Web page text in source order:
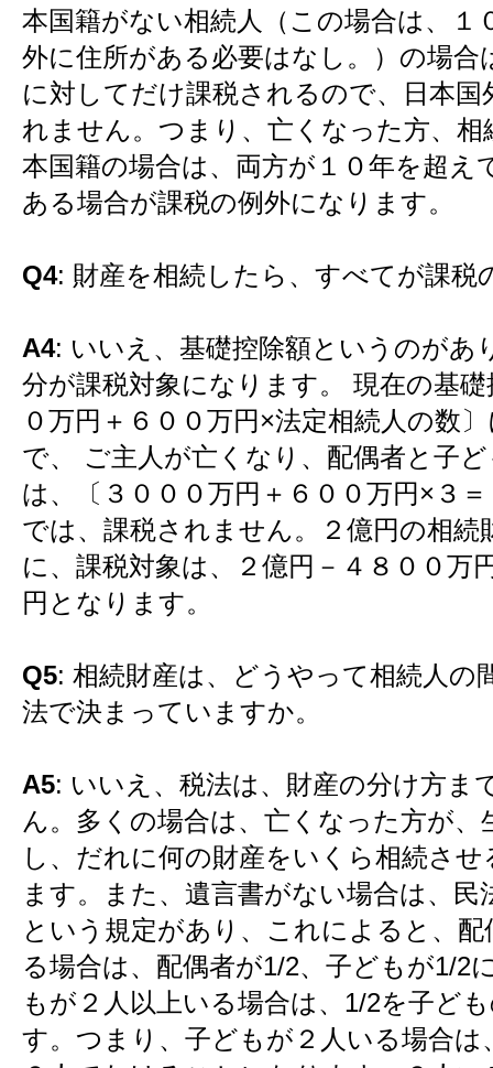
本国籍がない相続人（この場合は、１
外に住所がある必要はなし。）の場合
に対してだけ課税されるので、日本国
れません。つまり、亡くなった方、相
本国籍の場合は、両方が１０年を超え
ある場合が課税の例外になります。
Q4: 財産を相続したら、すべてが課税
A4: いいえ、基礎控除額というのがあ
分が課税対象になります。 現在の基
０万円＋６００万円×法定相続人の数
で、 ご主人が亡くなり、配偶者と子
は、〔３０００万円＋６００万円×３
では、課税されません。２億円の相続
に、課税対象は、２億円－４８００万
円となります。
Q5: 相続財産は、どうやって相続人の
法で決まっていますか。
A5: いいえ、税法は、財産の分け方ま
ん。多くの場合は、亡くなった方が、
し、だれに何の財産をいくら相続さ
ます。また、遺言書がない場合は、民
という規定があり、これによると、
る場合は、配偶者が1/2、子どもが1/2
もが２人以上いる場合は、1/2を子ど
す。つまり、子どもが２人いる場合は